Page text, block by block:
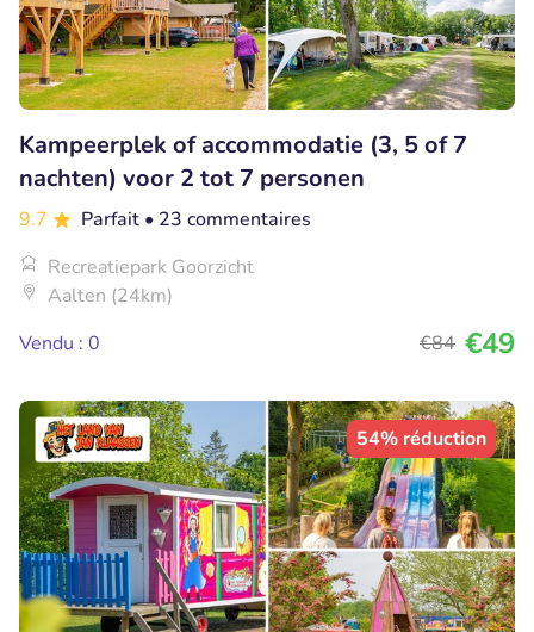
Kampeerplek of accommodatie (3, 5 of 7
nachten) voor 2 tot 7 personen
9.7 Parfait • 23 commentaires
Recreatiepark Goorzicht
Aalten (24km)
Vendu : 0
€84 €49
54% réduction